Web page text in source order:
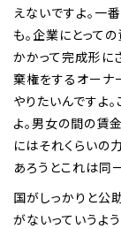
えないですよ。一
も。企業にとって
かかって完成形に
棄権をするオーナ
やりたいんですよ
よ。男女の間の賃
にはそれくらいの
あろうとこれは同
国がしっかりと公
がないっていうよ